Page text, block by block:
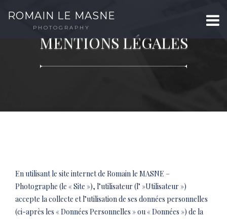
ROMAIN LE MASNE
PHOTOGRAPHY
MENTIONS LÉGALES
En utilisant le site internet de Romain le MASNE –
Photographe (le « Site »), l’utilisateur (l’ »Utilisateur »)
accepte la collecte et l’utilisation de ses données personnelles
(ci-après les « Données Personnelles » ou « Données ») de la